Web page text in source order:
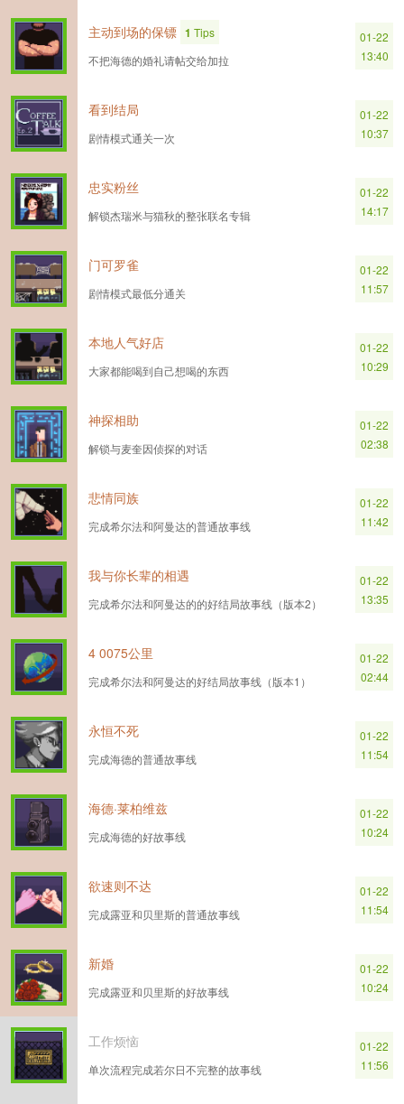
主动到场的保镖 1 Tips
不把海德的婚礼请帖交给加拉
01-22
13:40
看到结局
剧情模式通关一次
01-22
10:37
忠实粉丝
解锁杰瑞米与猫秋的整张联名专辑
01-22
14:17
门可罗雀
剧情模式最低分通关
01-22
11:57
本地人气好店
大家都能喝到自己想喝的东西
01-22
10:29
神探相助
解锁与麦奎因侦探的对话
01-22
02:38
悲情同族
完成希尔法和阿曼达的普通故事线
01-22
11:42
我与你长辈的相遇
完成希尔法和阿曼达的的好结局故事线（版本2）
01-22
13:35
4 0075公里
完成希尔法和阿曼达的好结局故事线（版本1）
01-22
02:44
永恒不死
完成海德的普通故事线
01-22
11:54
海德·莱柏维兹
完成海德的好故事线
01-22
10:24
欲速则不达
完成露亚和贝里斯的普通故事线
01-22
11:54
新婚
完成露亚和贝里斯的好故事线
01-22
10:24
工作烦恼
单次流程完成若尔日不完整的故事线
01-22
11:56